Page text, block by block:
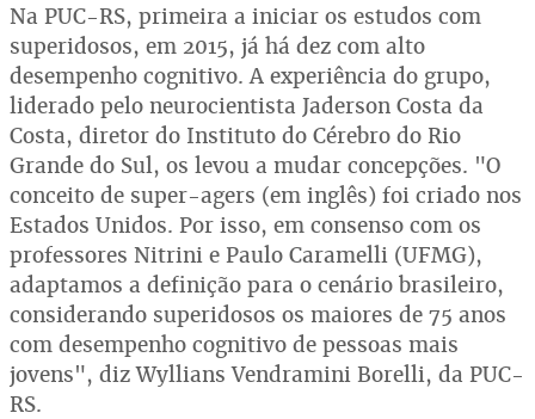
Na PUC-RS, primeira a iniciar os estudos com
superidosos, em 2015, já há dez com alto
desempenho cognitivo. A experiência do grupo,
liderado pelo neurocientista Jaderson Costa da
Costa, diretor do Instituto do Cérebro do Rio
Grande do Sul, os levou a mudar concepções. "O
conceito de super-agers (em inglês) foi criado nos
Estados Unidos. Por isso, em consenso com os
professores Nitrini e Paulo Caramelli (UFMG),
adaptamos a definição para o cenário brasileiro,
considerando superidosos os maiores de 75 anos
com desempenho cognitivo de pessoas mais
jovens", diz Wyllians Vendramini Borelli, da PUC-
RS.